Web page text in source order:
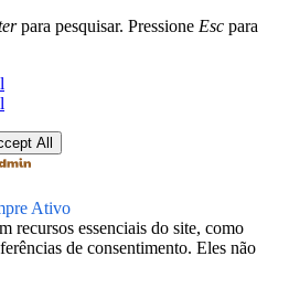
para pesquisar. Pressione Esc para
All
Ativo
recursos essenciais do site, como
de consentimento. Eles não